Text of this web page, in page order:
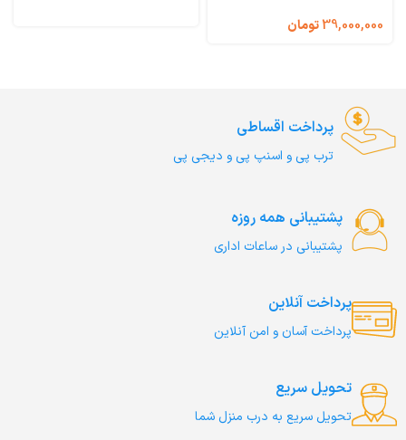
Taste of the Wild
39,000,000تومان
پرداخت اقساطی
ترب‌ پی و اسنپ پی و دیجی پی
پشتیبانی همه روزه
پشتیبانی در ساعات اداری
پرداخت آنلاین
پرداخت آسان و امن آنلاین
تحویل سریع
تحویل سریع به درب منزل شما